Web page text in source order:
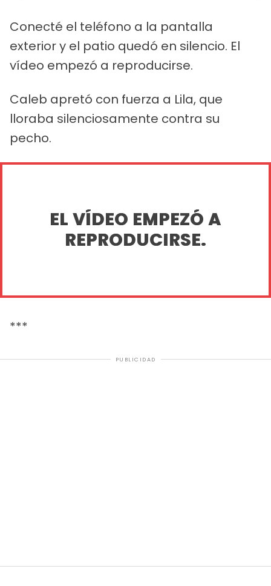
Conecté el teléfono a la pantalla
exterior y el patio quedó en silencio. El
vídeo empezó a reproducirse.
Caleb apretó con fuerza a Lila, que
lloraba silenciosamente contra su
pecho.
EL VÍDEO EMPEZÓ A
REPRODUCIRSE.
***
PUBLICIDAD